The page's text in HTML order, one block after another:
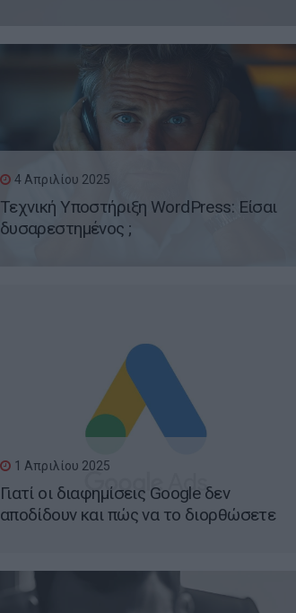
4 Απριλίου 2025
Τεχνική Υποστήριξη WordPress: Είσαι
δυσαρεστημένος ;
1 Απριλίου 2025
Γιατί οι διαφημίσεις Google δεν
αποδίδουν και πώς να το διορθώσετε